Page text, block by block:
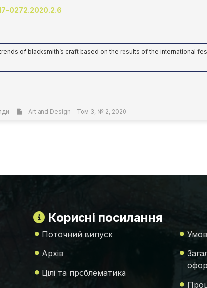
0272.2020.2.6
of blacksmith’s craft based on the results of the international
Art and Design - Том 3, № 2, 2020
Корисні посилання
Поточний випуск
Архів
Цілі та проблематика